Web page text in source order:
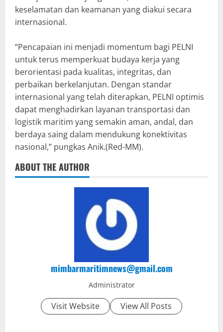
keselamatan dan keamanan yang diakui secara
internasional.
“Pencapaian ini menjadi momentum bagi PELNI
untuk terus memperkuat budaya kerja yang
berorientasi pada kualitas, integritas, dan
perbaikan berkelanjutan. Dengan standar
internasional yang telah diterapkan, PELNI optimis
dapat menghadirkan layanan transportasi dan
logistik maritim yang semakin aman, andal, dan
berdaya saing dalam mendukung konektivitas
nasional,” pungkas Anik.(Red-MM).
ABOUT THE AUTHOR
mimbarmaritimnews@gmail.com
Administrator
Visit Website View All Posts